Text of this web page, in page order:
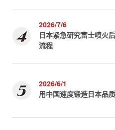
2026/7/6
日本紧急研究富士喷火
流程
2026/6/1
用中国速度锻造日本品质